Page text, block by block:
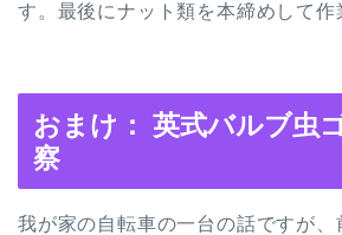
す。最後にナット類を本締めして作
おまけ： 英式バルブ虫
察
我が家の自転車の一台の話ですが、